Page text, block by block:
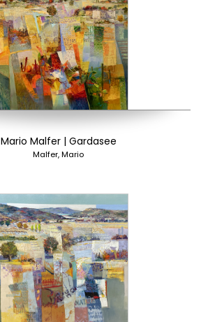
Mario Malfer | Gardasee
Malfer, Mario